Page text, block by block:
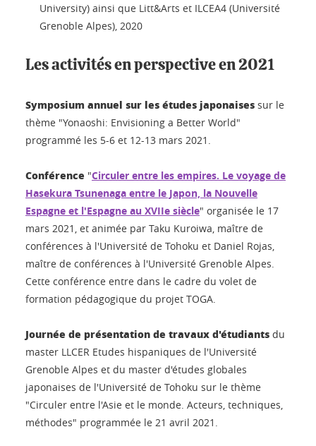
University) ainsi que Litt&Arts et ILCEA4 (Université
Grenoble Alpes), 2020
Les activités en perspective en 2021
Symposium annuel sur les études japonaises sur le
thème "Yonaoshi: Envisioning a Better World"
programmé les 5-6 et 12-13 mars 2021.
Conférence "Circuler entre les empires. Le voyage de
Hasekura Tsunenaga entre le Japon, la Nouvelle
Espagne et l'Espagne au XVIIe siècle" organisée le 17
mars 2021, et animée par Taku Kuroiwa, maître de
conférences à l'Université de Tohoku et Daniel Rojas,
maître de conférences à l'Université Grenoble Alpes.
Cette conférence entre dans le cadre du volet de
formation pédagogique du projet TOGA.
Journée de présentation de travaux d'étudiants du
master LLCER Etudes hispaniques de l'Université
Grenoble Alpes et du master d'études globales
japonaises de l'Université de Tohoku sur le thème
"Circuler entre l'Asie et le monde. Acteurs, techniques,
méthodes" programmée le 21 avril 2021.